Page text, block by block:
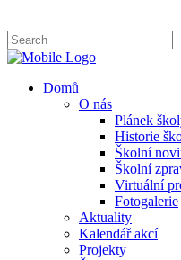
Domů
O nás
Plánek
Historie
Školní
Školní
Virtuální
Fotogalerie
Aktuality
Kalendář akcí
Projekty